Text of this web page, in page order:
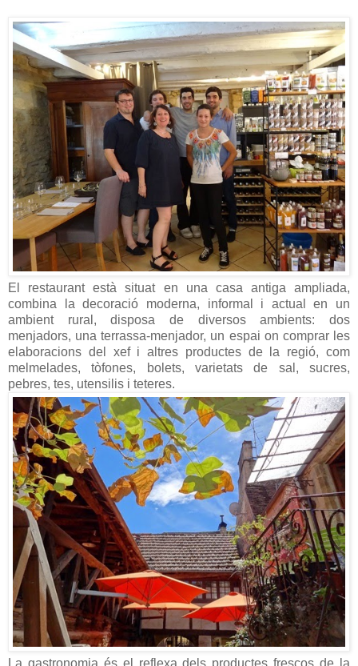
El restaurant està situat en una casa antiga ampliada,
combina la decoració moderna, informal i actual en un
ambient rural, disposa de diversos ambients: dos
menjadors, una terrassa-menjador, un espai on comprar les
elaboracions del xef i altres productes de la regió, com
melmelades, tòfones, bolets, varietats de sal, sucres,
pebres, tes, utensilis i teteres.
La gastronomia és el reflexa dels productes frescos de la